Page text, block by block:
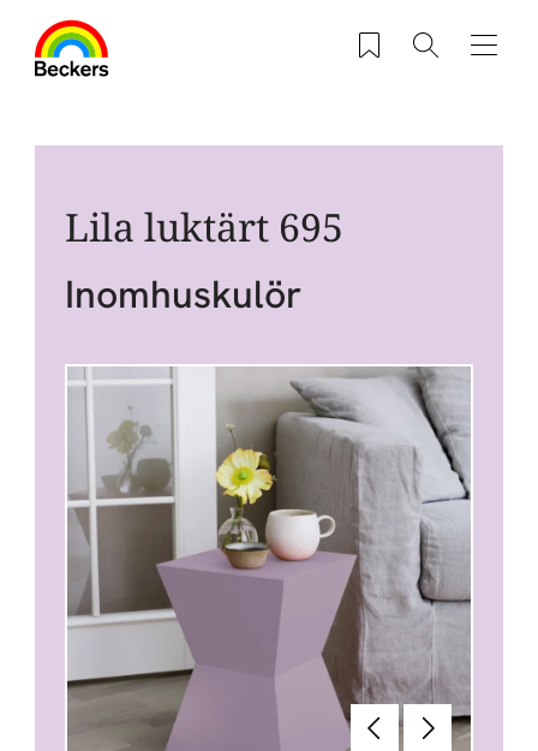
Sparade produkter
Sök
Lila luktärt 695
Inomhuskulör
Föregående
Nästa